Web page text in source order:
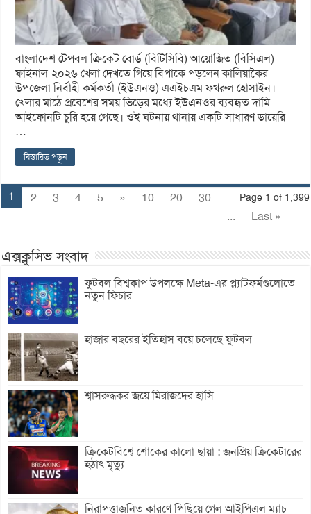
বাংলাদেশ টেপবল ক্রিকেট বোর্ড (বিটিসিবি) আয়োজিত (বিসিএল)
ফাইনাল-২০২৬ খেলা দেখতে গিয়ে বিপাকে পড়লেন কালিয়াকৈর
উপজেলা নির্বাহী কর্মকর্তা (ইউএনও) এএইচএম ফখরুল হোসাইন।
খেলার মাঠে প্রবেশের সময় ভিড়ের মধ্যে ইউএনওর ব্যবহৃত দামি
আইফোনটি চুরি হয়ে গেছে। ওই ঘটনায় থানায় একটি সাধারণ ডায়েরি
…
বিস্তারিত পড়ুন
Page 1 of 1,399
1 2 3 4 5 » 10 20
30
...
Last »
এক্সক্লুসিভ সংবাদ
ফুটবল বিশ্বকাপ উপলক্ষে Meta-এর প্ল্যাটফর্মগুলোতে
নতুন ফিচার
হাজার বছরের ইতিহাস বয়ে চলেছে ফুটবল
শ্বাসরুদ্ধকর জয়ে মিরাজদের হাসি
ক্রিকেটবিশ্বে শোকের কালো ছায়া : জনপ্রিয় ক্রিকেটারের
হঠাৎ মৃত্যু
নিরাপত্তাজনিত কারণে পিছিয়ে গেল আইপিএল ম্যাচ